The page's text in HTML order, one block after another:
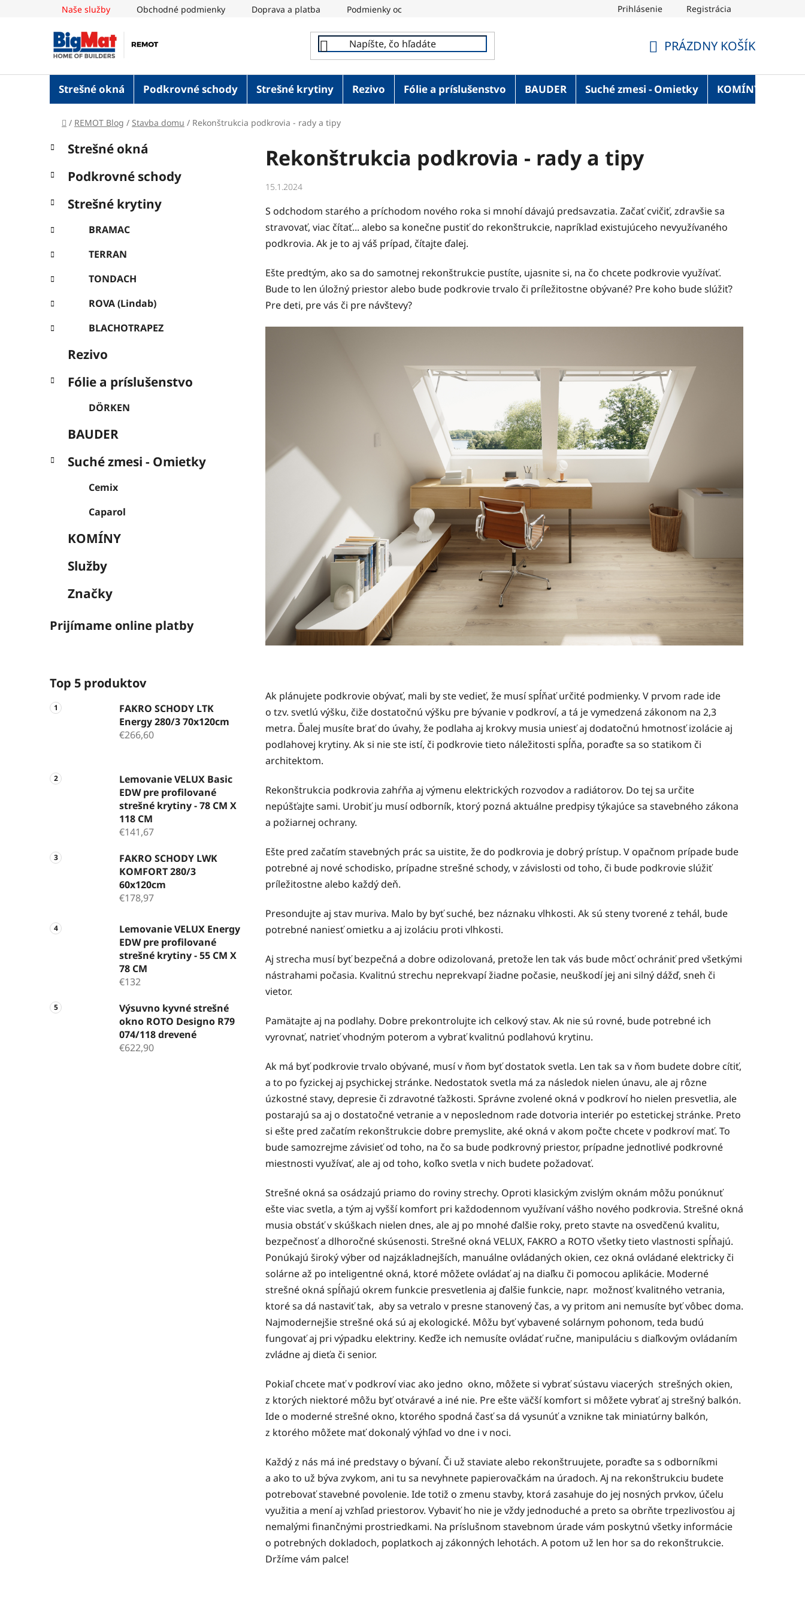
Naše služby Obchodné podmienky Doprava a platba Podmienky ochrany osobných údajov Strechaonline.sk - informácie z prvej ruky
Prihlásenie Registrácia
KOŠÍK
PRÁZDNY KOŠÍK
Strešné okná Podkrovné schody Strešné krytiny Rezivo Fólie a príslušenstvo BAUDER Suché zmesi - Omietky KOMÍNY
Domov
/ REMOT Blog / Stavba domu / Rekonštrukcia podkrovia - rady a tipy
B
o
č
ý
a
n
l
kategórie
K
a
e
ó
i
Strešné okná
Podkrovné schody
Strešné krytiny
BRAMAC
TERRAN
TONDACH
ROVA (Lindab)
BLACHOTRAPEZ
Rezivo
Fólie a príslušenstvo
DÖRKEN
BAUDER
Suché zmesi - Omietky
Cemix
Caparol
KOMÍNY
Služby
Značky
Prijímame online platby
Top 5 produktov
FAKRO SCHODY LTK
Energy 280/3 70x120cm
€266,60
Lemovanie VELUX Basic
EDW pre profilované
strešné krytiny - 78 CM X
118 CM
€141,67
FAKRO SCHODY LWK
KOMFORT 280/3
60x120cm
€178,97
Lemovanie VELUX Energy
EDW pre profilované
strešné krytiny - 55 CM X
78 CM
€132
Výsuvno kyvné strešné
okno ROTO Designo R79
074/118 drevené
€622,90
Rekonštrukcia podkrovia - rady a tipy
15.1.2024
S odchodom starého a príchodom nového roka si mnohí dávajú predsavzatia. Začať cvičiť, zdravšie sa
stravovať, viac čítať... alebo sa konečne pustiť do rekonštrukcie, napríklad existujúceho nevyužívaného
podkrovia. Ak je to aj váš prípad, čítajte ďalej.
Ešte predtým, ako sa do samotnej rekonštrukcie pustíte, ujasnite si, na čo chcete podkrovie využívať.
Bude to len úložný priestor alebo bude podkrovie trvalo či príležitostne obývané? Pre koho bude slúžiť?
Pre deti, pre vás či pre návštevy?
Ak plánujete podkrovie obývať, mali by ste vedieť, že musí spĺňať určité podmienky. V prvom rade ide
o tzv. svetlú výšku, čiže dostatočnú výšku pre bývanie v podkroví, a tá je vymedzená zákonom na 2,3
metra. Ďalej musíte brať do úvahy, že podlaha aj krokvy musia uniesť aj dodatočnú hmotnosť izolácie aj
podlahovej krytiny. Ak si nie ste istí, či podkrovie tieto náležitosti spĺňa, poraďte sa so statikom či
architektom.
Rekonštrukcia podkrovia zahŕňa aj výmenu elektrických rozvodov a radiátorov. Do tej sa určite
nepúšťajte sami. Urobiť ju musí odborník, ktorý pozná aktuálne predpisy týkajúce sa stavebného zákona
a požiarnej ochrany.
Ešte pred začatím stavebných prác sa uistite, že do podkrovia je dobrý prístup. V opačnom prípade bude
potrebné aj nové schodisko, prípadne strešné schody, v závislosti od toho, či bude podkrovie slúžiť
príležitostne alebo každý deň.
Presondujte aj stav muriva. Malo by byť suché, bez náznaku vlhkosti. Ak sú steny tvorené z tehál, bude
potrebné naniesť omietku a aj izoláciu proti vlhkosti.
Aj strecha musí byť bezpečná a dobre odizolovaná, pretože len tak vás bude môcť ochrániť pred všetkými
nástrahami počasia. Kvalitnú strechu neprekvapí žiadne počasie, neuškodí jej ani silný dážď, sneh či
vietor.
Pamätajte aj na podlahy. Dobre prekontrolujte ich celkový stav. Ak nie sú rovné, bude potrebné ich
vyrovnať, natrieť vhodným poterom a vybrať kvalitnú podlahovú krytinu.
Ak má byť podkrovie trvalo obývané, musí v ňom byť dostatok svetla. Len tak sa v ňom budete dobre cítiť,
a to po fyzickej aj psychickej stránke. Nedostatok svetla má za následok nielen únavu, ale aj rôzne
úzkostné stavy, depresie či zdravotné ťažkosti. Správne zvolené okná v podkroví ho nielen presvetlia, ale
postarajú sa aj o dostatočné vetranie a v neposlednom rade dotvoria interiér po estetickej stránke. Preto
si ešte pred začatím rekonštrukcie dobre premyslite, aké okná v akom počte chcete v podkroví mať. To
bude samozrejme závisieť od toho, na čo sa bude podkrovný priestor, prípadne jednotlivé podkrovné
miestnosti využívať, ale aj od toho, koľko svetla v nich budete požadovať.
Strešné okná sa osádzajú priamo do roviny strechy. Oproti klasickým zvislým oknám môžu ponúknuť
ešte viac svetla, a tým aj vyšší komfort pri každodennom využívaní vášho nového podkrovia. Strešné okná
musia obstáť v skúškach nielen dnes, ale aj po mnohé ďalšie roky, preto stavte na osvedčenú kvalitu,
bezpečnosť a dlhoročné skúsenosti. Strešné okná VELUX, FAKRO a ROTO všetky tieto vlastnosti spĺňajú.
Ponúkajú široký výber od najzákladnejších, manuálne ovládaných okien, cez okná ovládané elektricky či
solárne až po inteligentné okná, ktoré môžete ovládať aj na diaľku či pomocou aplikácie. Moderné
strešné okná spĺňajú okrem funkcie presvetlenia aj ďalšie funkcie, napr. možnosť kvalitného vetrania,
ktoré sa dá nastaviť tak, aby sa vetralo v presne stanovený čas, a vy pritom ani nemusíte byť vôbec doma.
Najmodernejšie strešné oká sú aj ekologické. Môžu byť vybavené solárnym pohonom, teda budú
fungovať aj pri výpadku elektriny. Keďže ich nemusíte ovládať ručne, manipuláciu s diaľkovým ovládaním
zvládne aj dieťa či senior.
Pokiaľ chcete mať v podkroví viac ako jedno okno, môžete si vybrať sústavu viacerých strešných okien,
z ktorých niektoré môžu byť otváravé a iné nie. Pre ešte väčší komfort si môžete vybrať aj strešný balkón.
Ide o moderné strešné okno, ktorého spodná časť sa dá vysunúť a vznikne tak miniatúrny balkón,
z ktorého môžete mať dokonalý výhľad vo dne i v noci.
Každý z nás má iné predstavy o bývaní. Či už staviate alebo rekonštruujete, poraďte sa s odborníkmi
a ako to už býva zvykom, ani tu sa nevyhnete papierovačkám na úradoch. Aj na rekonštrukciu budete
potrebovať stavebné povolenie. Ide totiž o zmenu stavby, ktorá zasahuje do jej nosných prvkov, účelu
využitia a mení aj vzhľad priestorov. Vybaviť ho nie je vždy jednoduché a preto sa obrňte trpezlivosťou aj
nemalými finančnými prostriedkami. Na príslušnom stavebnom úrade vám poskytnú všetky informácie
o potrebných dokladoch, poplatkoch aj zákonných lehotách. A potom už len hor sa do rekonštrukcie.
Držíme vám palce!